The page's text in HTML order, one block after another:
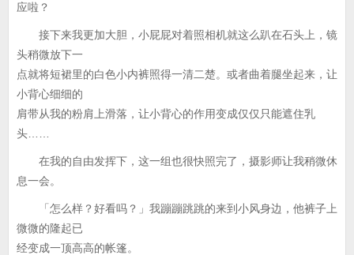
应啦？
接下来我更加大胆，小屁屁对着照相机就这么趴在石头上，镜
头稍微放下一
点就将短裙里的白色小内裤照得一清二楚。或者曲着腿坐起来，让
小背心细细的
肩带从我的粉肩上滑落，让小背心的作用变成仅仅只能遮住乳
头……
在我的自由发挥下，这一组也很快照完了，摄影师让我稍微休
息一会。
「怎么样？好看吗？」我蹦蹦跳跳的来到小风身边，他裤子上
微微的隆起已
经变成一顶高高的帐篷。